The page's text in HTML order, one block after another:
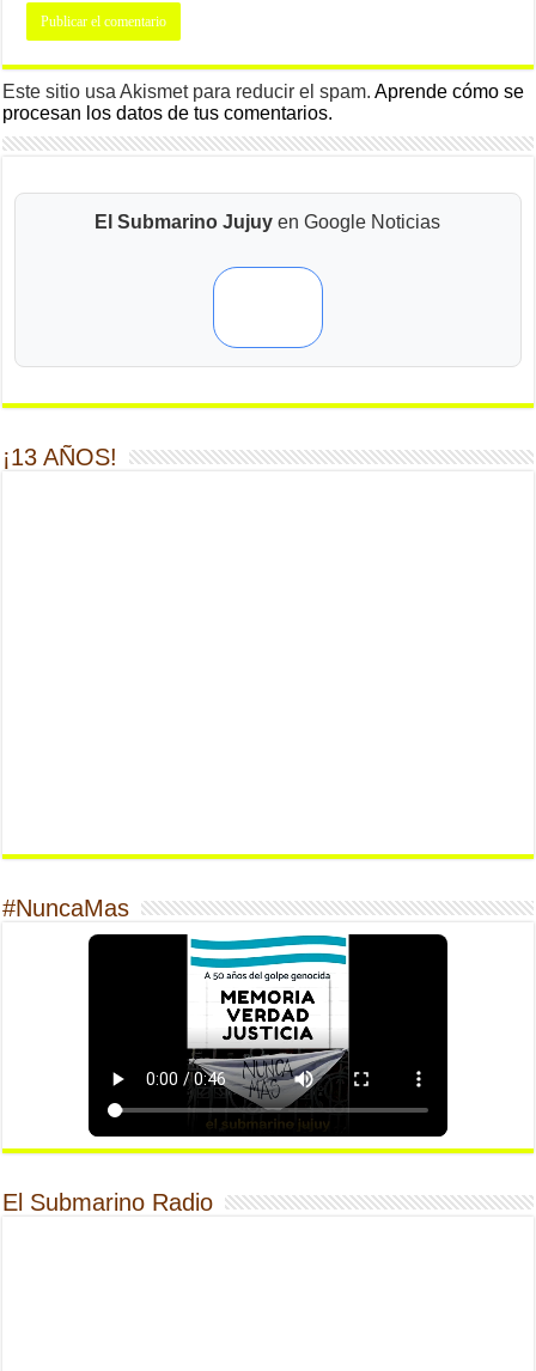
Este sitio usa Akismet para reducir el spam.Aprende cómo se
procesan los datos de tus comentarios.
El Submarino Jujuy en Google Noticias
¡13 AÑOS!
#NuncaMas
El Submarino Radio